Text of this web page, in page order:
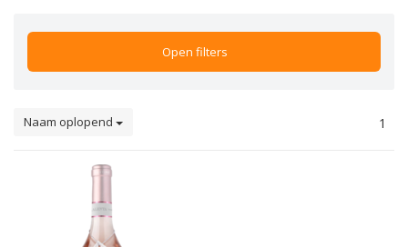
Open filters
Naam oplopend 1